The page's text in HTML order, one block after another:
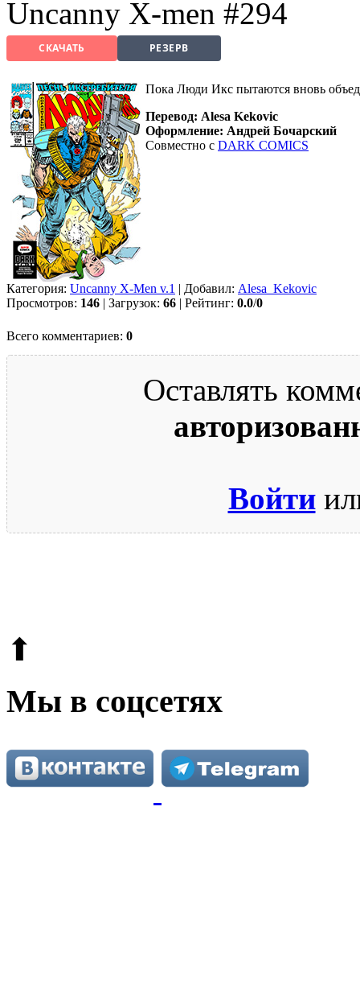
Uncanny X-men #294
СКАЧАТЬ РЕЗЕРВ
Пока Люди Икс пытаются вновь
Перевод: Alesa Kekovic
Оформление: Андрей Бочарский
Совместно с DARK COMICS
Категория: Uncanny X-Men v.1 | Добавил: Alesa_Kekovic
Просмотров: 146 | Загрузок: 66 | Рейтинг: 0.0/0
Всего комментариев: 0
Оставлять
Войти
⬆
Мы в соцсетях